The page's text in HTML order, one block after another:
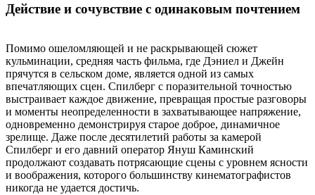
Действие и сочувствие с одинаковым почтением
Помимо ошеломляющей и не раскрывающей сюжет
кульминации, средняя часть фильма, где Дэниел и Джейн
прячутся в сельском доме, является одной из самых
впечатляющих сцен. Спилберг с поразительной точностью
выстраивает каждое движение, превращая простые разговоры
и моменты неопределенности в захватывающее напряжение,
одновременно демонстрируя старое доброе, динамичное
зрелище. Даже после десятилетий работы за камерой
Спилберг и его давний оператор Януш Каминский
продолжают создавать потрясающие сцены с уровнем ясности
и воображения, которого большинству кинематографистов
никогда не удается достичь.